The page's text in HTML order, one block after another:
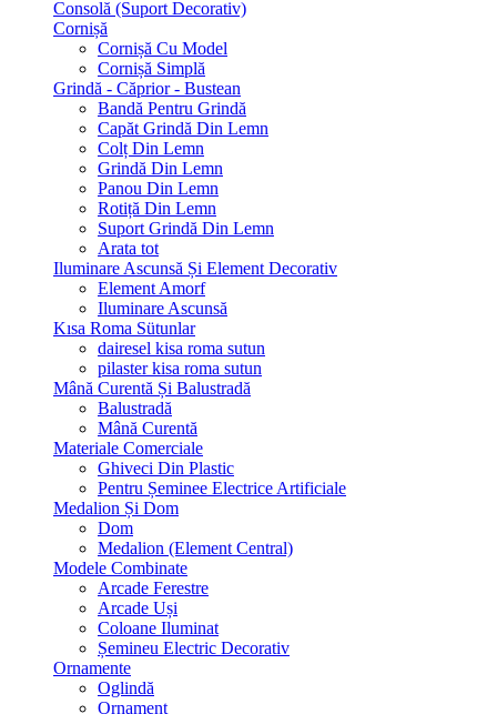
Consolă (Suport Decorativ)
Cornișă
Cornișă Cu Model
Cornișă Simplă
Grindă - Căprior - Bustean
Bandă Pentru Grindă
Capăt Grindă Din Lemn
Colț Din Lemn
Grindă Din Lemn
Panou Din Lemn
Rotiță Din Lemn
Suport Grindă Din Lemn
Arata tot
Iluminare Ascunsă Și Element Decorativ
Element Amorf
Iluminare Ascunsă
Kısa Roma Sütunlar
dairesel kisa roma sutun
pilaster kisa roma sutun
Mână Curentă Și Balustradă
Balustradă
Mână Curentă
Materiale Comerciale
Ghiveci Din Plastic
Pentru Șeminee Electrice Artificiale
Medalion Și Dom
Dom
Medalion (Element Central)
Modele Combinate
Arcade Ferestre
Arcade Uși
Coloane Iluminat
Șemineu Electric Decorativ
Ornamente
Oglindă
Ornament